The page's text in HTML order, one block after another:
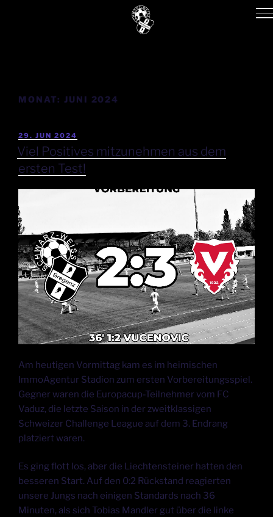
MONAT: JUNI 2024
29. JUN 2024
Viel Positives mitzunehmen aus dem
ersten Test!
Am heutigen Vormittag kam es im heimischen
ImmoAgentur Stadion zum ersten Vorbereitungsspiel.
Gegner waren die Europacup-Teilnehmer vom FC
Vaduz, die letzte Saison in der zweitklassigen
Schweizer Challenge League auf dem 3. Endrang
platziert waren.
Es ging flott los, aber die Liechtensteiner hatten den
besseren Start. Auf den 0:2 Rückstand reagierten
unsere Jungs nach einigen Standards nach 36
Minuten, als sich Tobias Mandler gut über die linke